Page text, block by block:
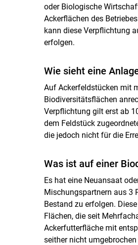
oder Biologische
Ackerflächen des
kann diese Verpflichtung
erfolgen.
Wie sieht eine
Auf Ackerfeldstücken mit
Biodiversitätsflächen
Verpflichtung gilt erst ab
dem Feldstück
die jedoch nicht für die
Was ist auf einer
Es hat eine Neuansaat
Mischungspartnern aus 3
Bestand zu erfolgen.
Flächen, die seit
Ackerfutterfläche mit
seither nicht